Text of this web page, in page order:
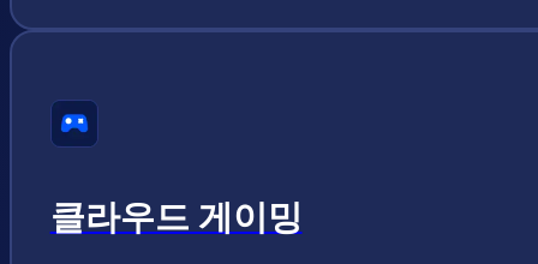
클라우드 게이밍